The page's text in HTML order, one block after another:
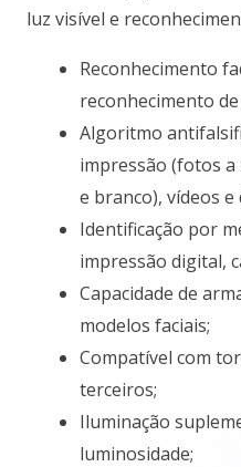
luz visível e
Reconhecimento
reconhecimento
Algoritmo
impressão (fotos
e branco), vídeos e
Identificação por
impressão digital,
Capacidade de
modelos faciais;
Compatível com
terceiros;
Iluminação
luminosidade;